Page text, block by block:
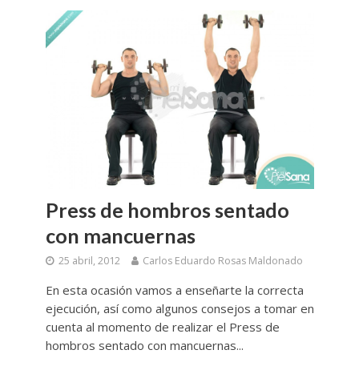
Press de hombros sentado
con mancuernas
25 abril, 2012 Carlos Eduardo Rosas Maldonado
En esta ocasión vamos a enseñarte la correcta
ejecución, así como algunos consejos a tomar en
cuenta al momento de realizar el Press de
hombros sentado con mancuernas...